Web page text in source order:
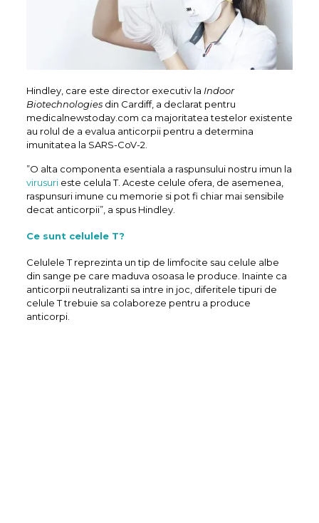
Hindley, care este director executiv la Indoor
Biotechnologiesdin Cardiff, a declarat pentru
medicalnewstoday.com ca majoritatea testelor existente
au rolul de a evalua anticorpii pentru a determina
imunitatea la SARS-CoV-2.
”O alta componenta esentiala a raspunsului nostru imun la
virusurieste celula T. Aceste celule ofera, de asemenea,
raspunsuri imune cu memorie si pot fi chiar mai sensibile
decat anticorpii”, a spus Hindley.
Ce sunt celulele T?
Celulele T reprezinta un tip de limfocite sau celule albe
din sange pe care maduva osoasa le produce. Inainte ca
anticorpii neutralizanti sa intre in joc, diferitele tipuri de
celule T trebuie sa colaboreze pentru a produce
anticorpi.